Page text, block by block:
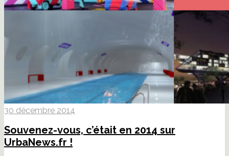
30 décembre 2014
Souvenez-vous, c’était en 2014 sur
UrbaNews.fr !